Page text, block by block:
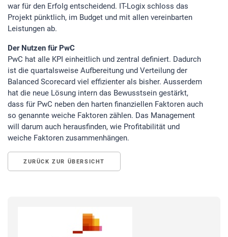
war für den Erfolg entscheidend. IT-Logix schloss das
Projekt pünktlich, im Budget und mit allen vereinbarten
Leistungen ab.
Der Nutzen für PwC
PwC hat alle KPI einheitlich und zentral definiert. Dadurch
ist die quartalsweise Aufbereitung und Verteilung der
Balanced Scorecard viel effizienter als bisher. Ausserdem
hat die neue Lösung intern das Bewusstsein gestärkt,
dass für PwC neben den harten finanziellen Faktoren auch
so genannte weiche Faktoren zählen. Das Management
will darum auch herausfinden, wie Profitabilität und
weiche Faktoren zusammenhängen.
ZURÜCK ZUR ÜBERSICHT